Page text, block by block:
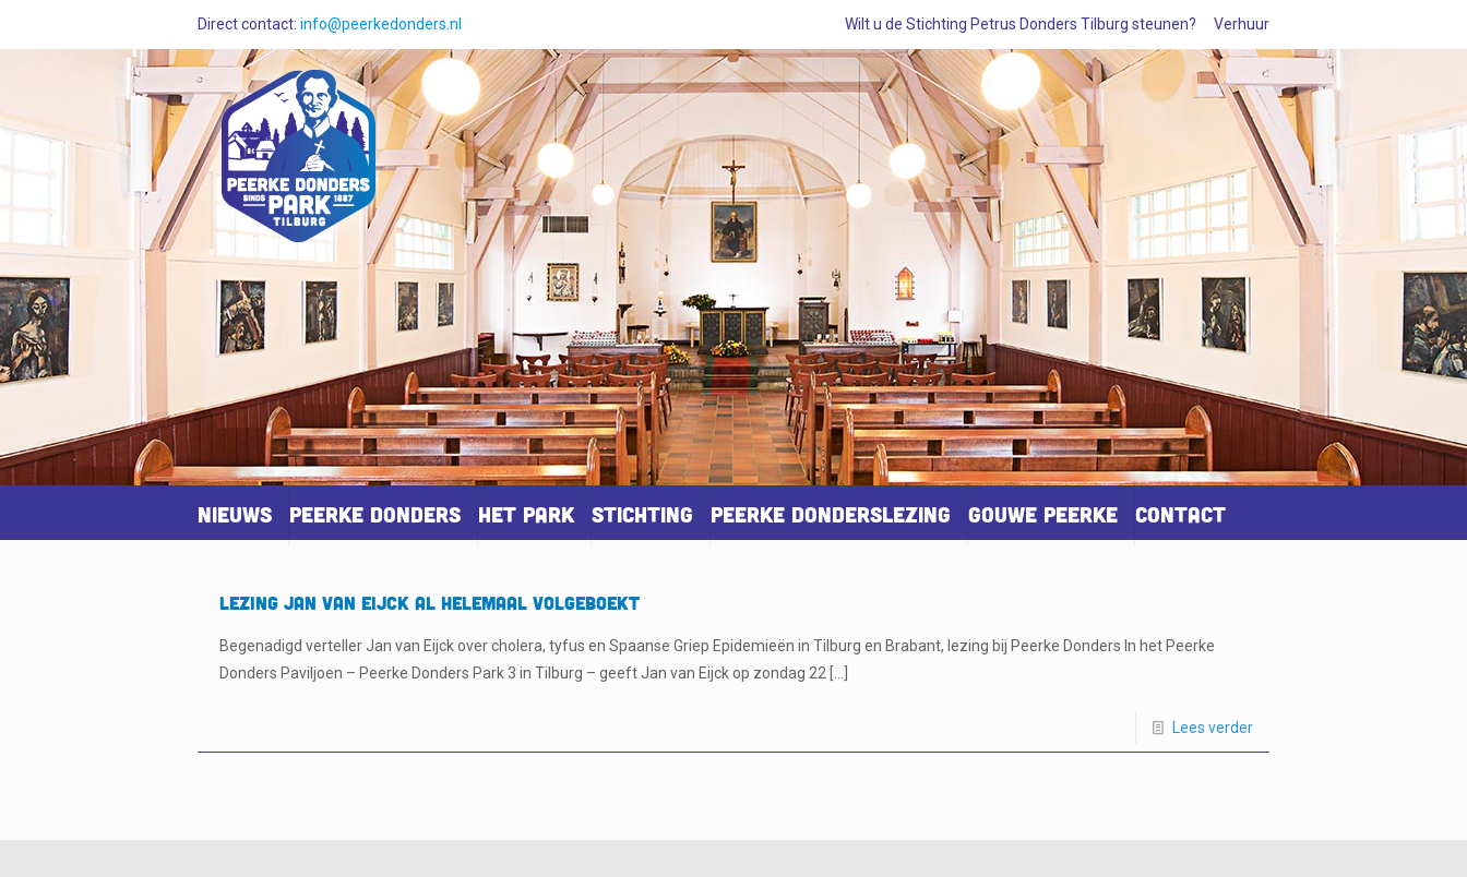
Direct contact:info@peerkedonders.nl Wilt u de Stichting Petrus Donders Tilburg steunen? Verhuur
Nieuws Peerke Donders Het park Stichting Peerke Donderslezing Gouwe Peerke Contact
Lezing Jan van Eijck al helemaal volgeboekt
Begenadigd verteller Jan van Eijck over cholera, tyfus en Spaanse Griep Epidemieën in Tilburg en Brabant, lezing bij Peerke Donders In het Peerke
Donders Paviljoen – Peerke Donders Park 3 in Tilburg – geeft Jan van Eijck op zondag 22
Lees verder